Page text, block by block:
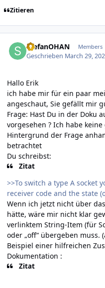
Zitieren
StefanOHAN Members
Geschrieben March 29,
Hallo Erik
ich habe mir für ein paar
angeschaut, Sie gefällt mir
Frage: Hast Du in der Doku
vorgesehen ? Ich habe keine
Hintergrund der Frage
betrachtet
Du schreibst:
Zitat
>>To switch a type A socket
receiver code and the state
Wenn ich jetzt nicht über
hätte, wäre mir nicht klar
verlinktem String-Item (für
oder „off“ übergeben muss.
Beispiel einer hilfreichen
Dokumentation :
Zitat